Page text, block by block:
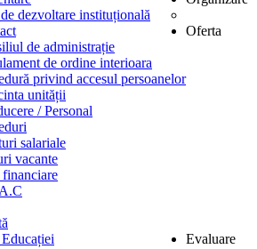
dezvoltare instituțională
de administrație
de ordine interioara
privind accesul persoanelor
unității
/ Personal
salariale
vacante
Oferta
Evaluare